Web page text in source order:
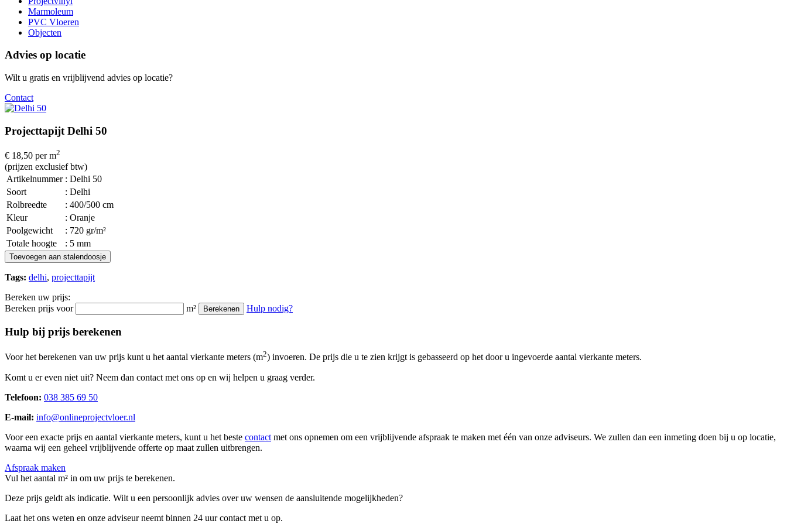
Marmoleum
PVC Vloeren
Objecten
Advies op locatie
Wilt u gratis en vrijblijvend advies op locatie?
Contact
Projecttapijt Delhi 50
€ 18,50 per m2
(prijzen exclusief btw)
Artikelnummer : Delhi 50
Soort
: Delhi
Rolbreedte
: 400/500 cm
Kleur
: Oranje
Poolgewicht
: 720 gr/m²
Totale hoogte
: 5 mm
Toevoegen aan stalendoosje
Tags: delhi, projecttapijt
Bereken uw prijs:
Bereken prijs voor
m² Berekenen Hulp nodig?
Hulp bij prijs berekenen
Voor het berekenen van uw prijs kunt u het aantal vierkante meters (m2) invoeren. De prijs die u te zien krijgt is gebasseerd op het door u ingevoerde aantal vierkante meters.
Komt u er even niet uit? Neem dan contact met ons op en wij helpen u graag verder.
Telefoon: 038 385 69 50
E-mail: info@onlineprojectvloer.nl
Voor een exacte prijs en aantal vierkante meters, kunt u het beste contact met ons opnemen om een vrijblijvende afspraak te maken met één van onze adviseurs. We zullen dan een inmeting doen bij u op locatie,
waarna wij een geheel vrijblijvende offerte op maat zullen uitbrengen.
Afspraak maken
Vul het aantal m² in om uw prijs te berekenen.
Deze prijs geldt als indicatie. Wilt u een persoonlijk advies over uw wensen de aansluitende mogelijkheden?
Laat het ons weten en onze adviseur neemt binnen 24 uur contact met u op.